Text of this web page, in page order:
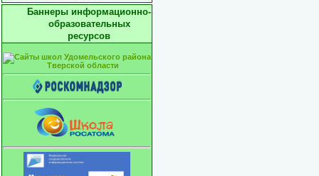
Баннеры информационно-
образовательных
ресурсов